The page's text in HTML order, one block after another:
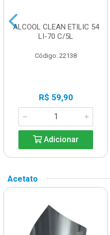
ALCOOL CLEAN ETILIC 54
LI-70 C/5L
Código: 22138
R$ 59,90
Adicionar
Acetato